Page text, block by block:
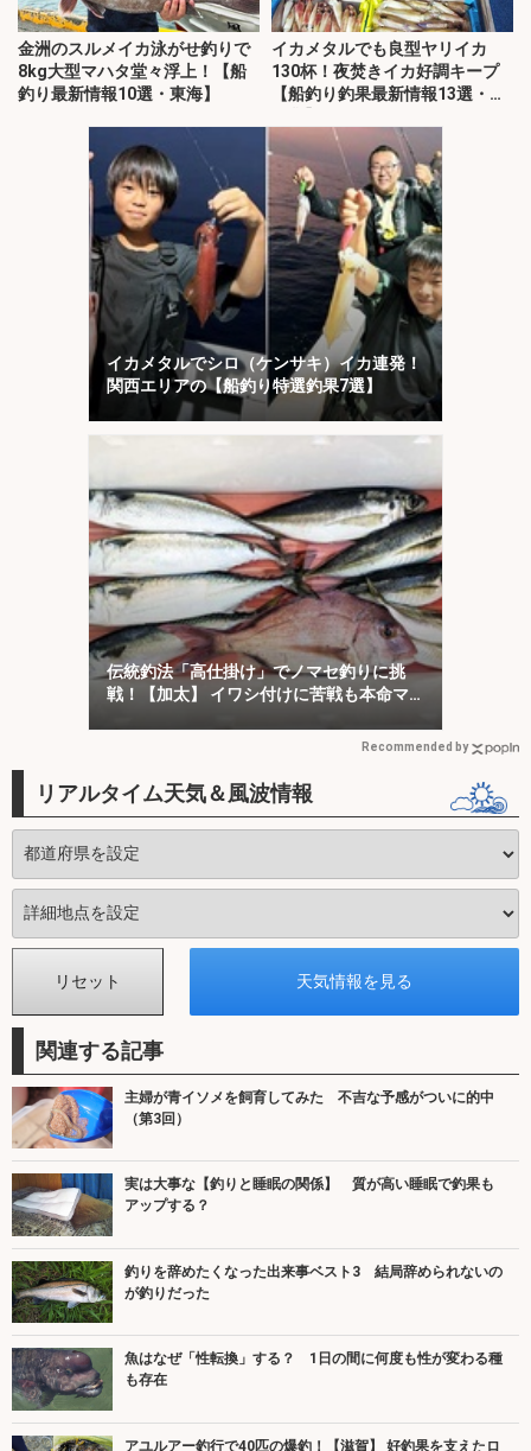
金洲のスルメイカ泳がせ釣りで
8kg大型マハタ堂々浮上！【船
釣り最新情報10選・東海】
イカメタルでも良型ヤリイカ
130杯！夜焚きイカ好調キープ
【船釣り釣果最新情報13選・玄
イカメタルでシロ（ケンサキ）イカ連発！
関西エリアの【船釣り特選釣果7選】
伝統釣法「高仕掛け」でノマセ釣りに挑
戦！【加太】 イワシ付けに苦戦も本命マ
Recommended by
リアルタイム天気＆風波情報
関連する記事
主婦が青イソメを飼育してみた 不吉な予感がついに的中
（第3回）
実は大事な【釣りと睡眠の関係】 質が高い睡眠で釣果も
アップする？
釣りを辞めたくなった出来事ベスト3 結局辞められないの
が釣りだった
魚はなぜ「性転換」する？ 1日の間に何度も性が変わる種
も存在
アユルアー釣行で40匹の爆釣！【滋賀】 好釣果を支えたロ